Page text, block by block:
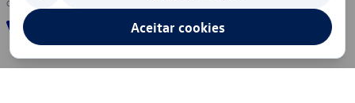
Aceitar cookies